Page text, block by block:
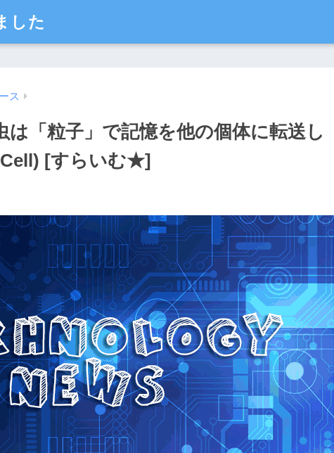
した
ス
は「粒子」で記憶を他の個体に転送し
[すらいむ★]